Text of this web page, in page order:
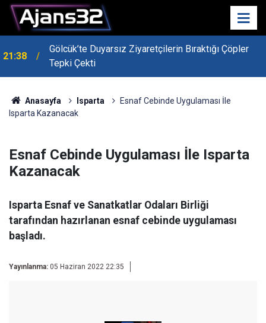
21:38
Gölcük’te Duyarsız Ziyaretçilerin Bıraktığı Çöpler
Tepki Çekti
Anasayfa Isparta
Esnaf Cebinde Uygulaması İle
Isparta Kazanacak
Esnaf Cebinde Uygulaması İle Isparta
Kazanacak
Isparta Esnaf ve Sanatkatlar Odaları Birliği
tarafından hazırlanan esnaf cebinde uygulaması
başladı.
Yayınlanma: 05 Haziran 2022 22:35